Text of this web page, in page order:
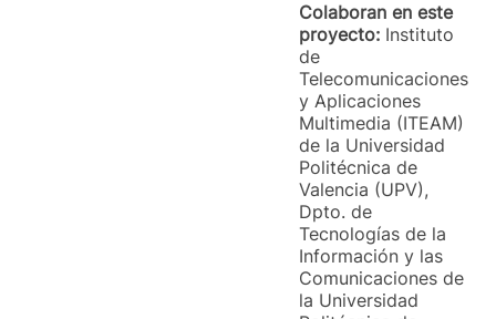
Colaboran en este
proyecto: Instituto
de
Telecomunicaciones
y Aplicaciones
Multimedia (ITEAM)
de la Universidad
Politécnica de
Valencia (UPV),
Dpto. de
Tecnologías de la
Información y las
Comunicaciones de
la Universidad